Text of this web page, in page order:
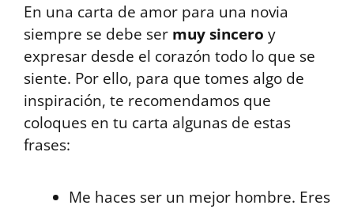
En una carta de amor para una novia
siempre se debe ser muy sincero y
expresar desde el corazón todo lo que se
siente. Por ello, para que tomes algo de
inspiración, te recomendamos que
coloques en tu carta algunas de estas
frases:
Me haces ser un mejor hombre. Eres